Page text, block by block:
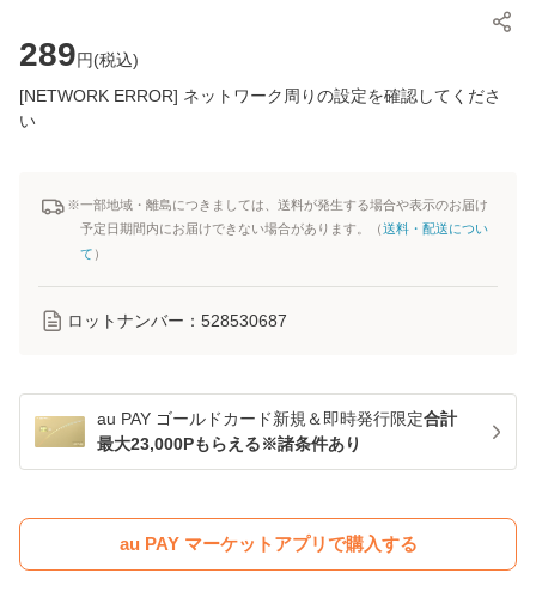
289円(税込)
[NETWORK ERROR] ネットワーク周りの設定を確認してくださ
い
※一部地域・離島につきましては、送料が発生する場合や表示のお届け
予定日期間内にお届けできない場合があります。（送料・配送につい
て ）
ロットナンバー： 528530687
au PAY ゴールドカード新規＆即時発行限定合計
最大23,000Pもらえる※諸条件あり
au PAY マーケットアプリで購入する